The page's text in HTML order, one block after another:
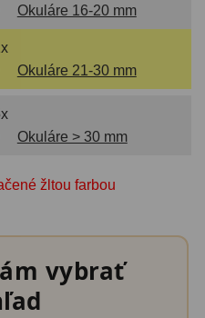
Okuláre 16-20 mm
Okuláre 21-30 mm
Okuláre > 30 mm
žltou farbou
vybrať